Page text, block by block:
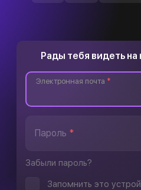
Рады тебя видеть
Электронная почта *
Пароль *
Забыли пароль?
Запомнить это